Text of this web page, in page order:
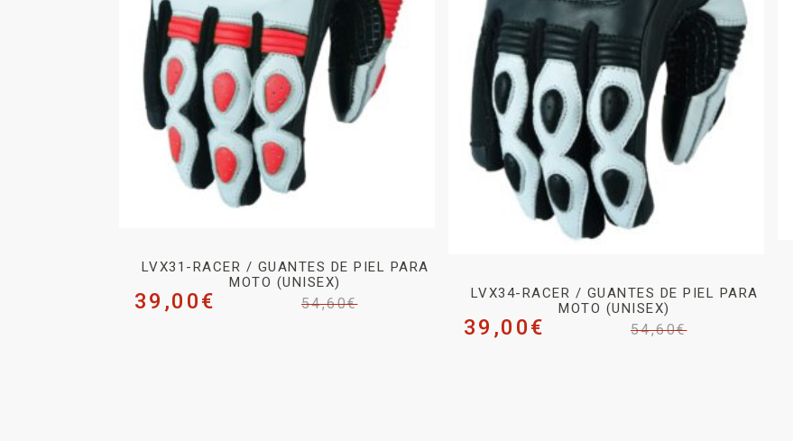
LVX31-RACER / GUANTES DE PIEL PARA
MOTO (UNISEX)
54,60€
39,00€
LVX34-RACER / GUANTES DE PIEL PARA
MOTO (UNISEX)
54,60€
39,00€